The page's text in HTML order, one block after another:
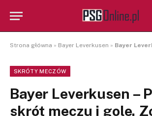
Strona główna » Bayer Leverkusen » Bayer Leverkusen – PSG skrót
SKRÓTY MECZÓW
Bayer Leverkusen –
skrót meczu i gole.